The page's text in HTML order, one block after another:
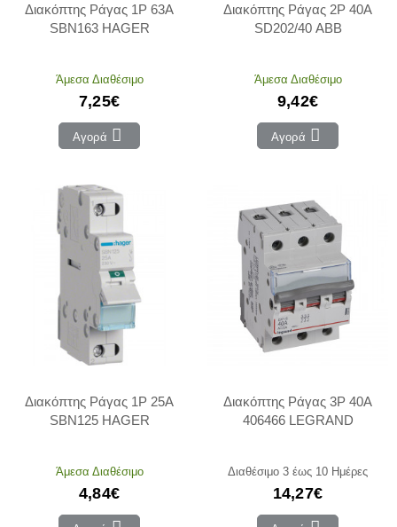
Διακόπτης Ράγας 1P 63Α
SBN163 HAGER
Άμεσα Διαθέσιμο
7,25€
Αγορά
Διακόπτης Ράγας 2P 40A
SD202/40 ABB
Άμεσα Διαθέσιμο
9,42€
Αγορά
Διακόπτης Ράγας 1P 25Α
SBN125 HAGER
Άμεσα Διαθέσιμο
4,84€
Διακόπτης Ράγας 3P 40Α
406466 LEGRAND
Διαθέσιμο 3 έως 10 Ημέρες
14,27€